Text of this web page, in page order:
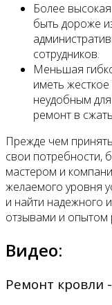
Более
быть дороже
сотрудников.
Меньшая
иметь
неудобным
ремонт в
Прежде чем
свои потребности,
мастером и
желаемого уровня
и найти надежного
отзывами и опытом
Видео:
Ремонт